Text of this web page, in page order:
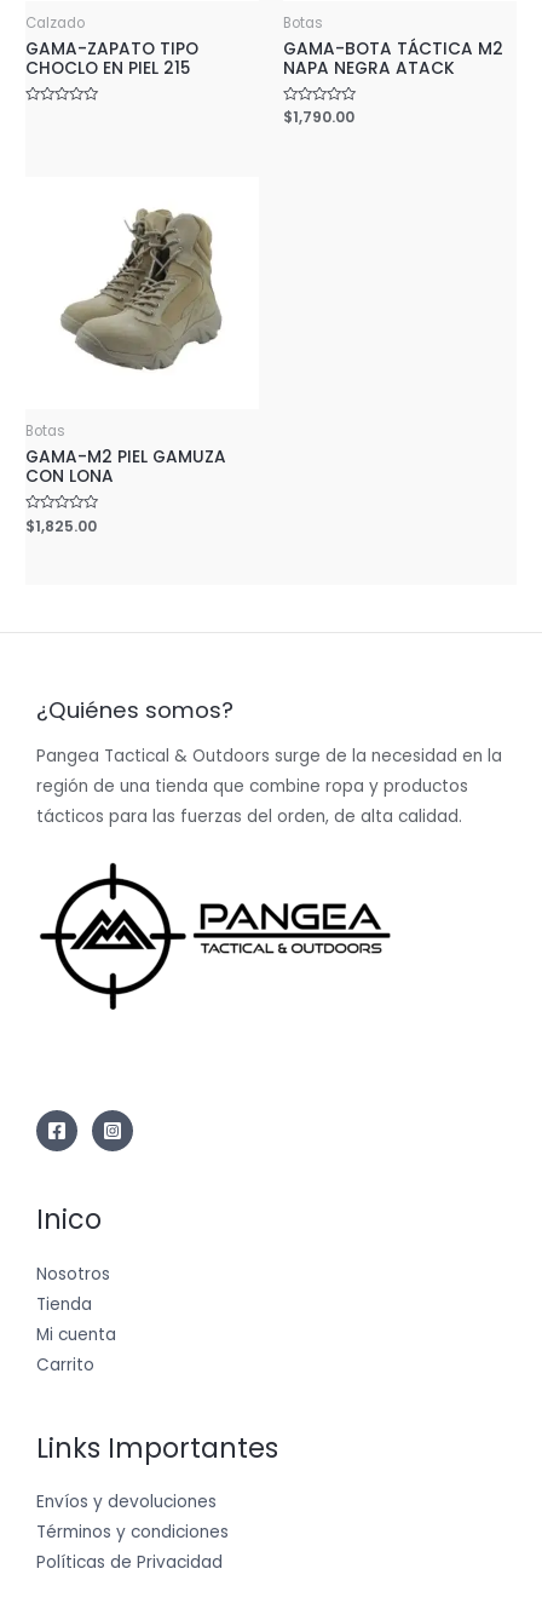
Calzado
GAMA-ZAPATO TIPO
CHOCLO EN PIEL 215
Botas
GAMA-BOTA TÁCTICA M2
NAPA NEGRA ATACK
Rated
0
$1,790.00
Botas
GAMA-M2 PIEL GAMUZA
CON LONA
Rated
0
$1,825.00
¿Quiénes somos?
Pangea Tactical & Outdoors surge de la necesidad en la
región de una tienda que combine ropa y productos
tácticos para las fuerzas del orden, de alta calidad.
Inico
Nosotros
Tienda
Mi cuenta
Carrito
Links Importantes
Envíos y devoluciones
Términos y condiciones
Políticas de Privacidad